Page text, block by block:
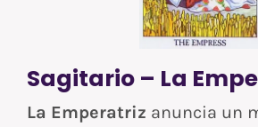
Sagitario – La
La Emperatriz anuncia un